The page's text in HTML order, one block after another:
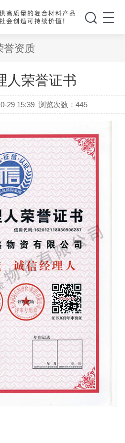
誉资质
人荣誉证书
29 15:39 浏览次数：445